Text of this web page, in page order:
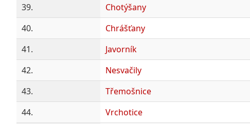
39.
Chotýšany
40.
Chrášťany
41.
Javorník
42.
Nesvačily
43.
Třemošnice
44.
Vrchotice